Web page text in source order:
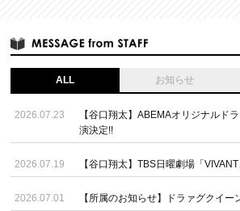
ALL お知らせ
2026.07.23
【谷口翔太】ABEMAオリジナルド
演決定!!
2026.07.19 【谷口翔太】TBS日曜劇場「
2026.07.01 【所属のお知らせ】ドラァグクイー